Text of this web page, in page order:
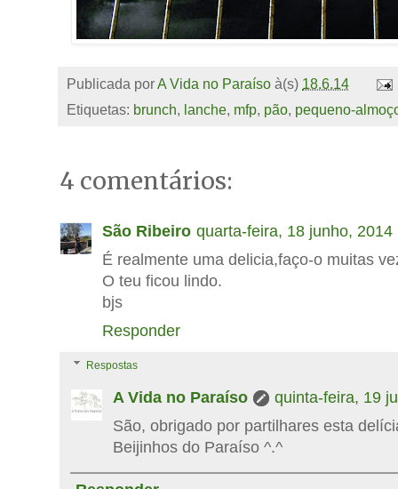
Publicada porA Vida no Paraíso à(s) 18.6.14
Etiquetas: brunch, lanche, mfp, pão, pequeno-
4 comentários:
São Ribeiro quarta-feira, 18 junho, 2014
É realmente uma delicia,faço-o muitas
O teu ficou lindo.
bjs
Responder
Respostas
A Vida no Paraíso
quinta-feira, 19
São, obrigado por partilhares esta
Beijinhos do Paraíso ^.^